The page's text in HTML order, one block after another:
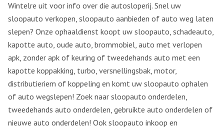
Wintelre uit voor info over die autosloperij. Snel uw
sloopauto verkopen, sloopauto aanbieden of auto weg laten
slepen? Onze ophaaldienst koopt uw sloopauto, schadeauto,
kapotte auto, oude auto, brommobiel, auto met verlopen
apk, zonder apk of keuring of tweedehands auto met een
kapotte koppakking, turbo, versnellingsbak, motor,
distributieriem of koppeling en komt uw sloopauto ophalen
of auto wegslepen! Zoek naar sloopauto onderdelen,
tweedehands auto onderdelen, gebruikte auto onderdelen of
nieuwe auto onderdelen! Ook sloopauto inkoop en